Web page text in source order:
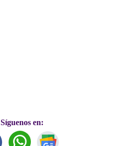
Síguenos en: